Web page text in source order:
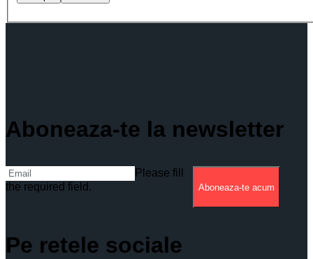
Aboneaza-te la newsletter
Please fill
the required field.
Aboneaza-te acum
Pe retele sociale